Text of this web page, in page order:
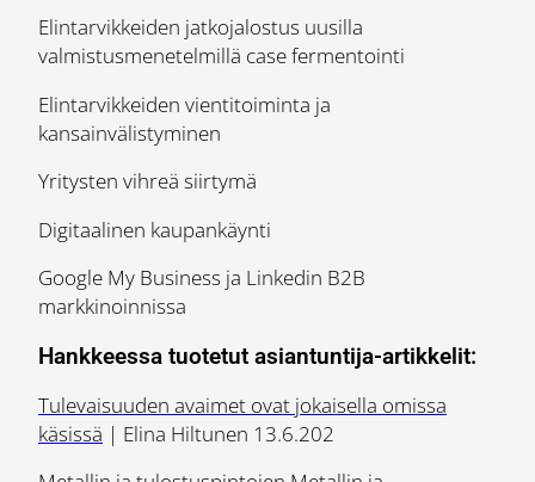
Elintarvikkeiden jatkojalostus uusilla
valmistusmenetelmillä case fermentointi
Elintarvikkeiden vientitoiminta ja
kansainvälistyminen
Yritysten vihreä siirtymä
Digitaalinen kaupankäynti
Google My Business ja Linkedin B2B
markkinoinnissa
Hankkeessa tuotetut asiantuntija-artikkelit:
Tulevaisuuden avaimet ovat jokaisella omissa
käsissä | Elina Hiltunen 13.6.202